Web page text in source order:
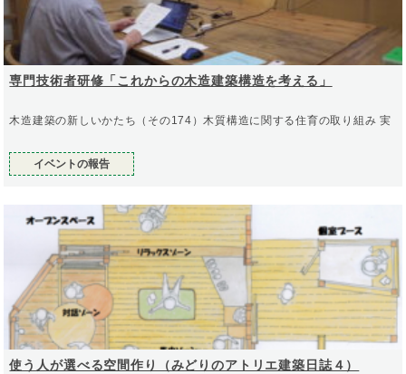
専門技術者研修「これからの木造建築構造を考える」
木造建築の新しいかたち（その174）木質構造に関する住育の取り組み 実
イベントの報告
使う人が選べる空間作り（みどりのアトリエ建築日誌４）